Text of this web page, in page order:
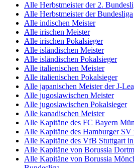
Alle Herbstmeister der 2.
Alle Herbstmeister der Bundesliga
Alle indischen Meister
Alle irischen Meister
Alle irischen Pokalsieger
Alle isländischen Meister
Alle isländischen Pokalsieger
Alle italienischen Meister
Alle italienischen Pokalsieger
Alle japanischen Meister der J-
Alle jugoslawischen Meister
Alle jugoslawischen Pokalsieger
Alle kanadischen Meister
Alle Kapitäne des FC Bayern
Alle Kapitäne des Hamburger SV
Alle Kapitäne des VfB Stuttgart
Alle Kapitäne von Borussia
Alle Kapitäne von Borussia